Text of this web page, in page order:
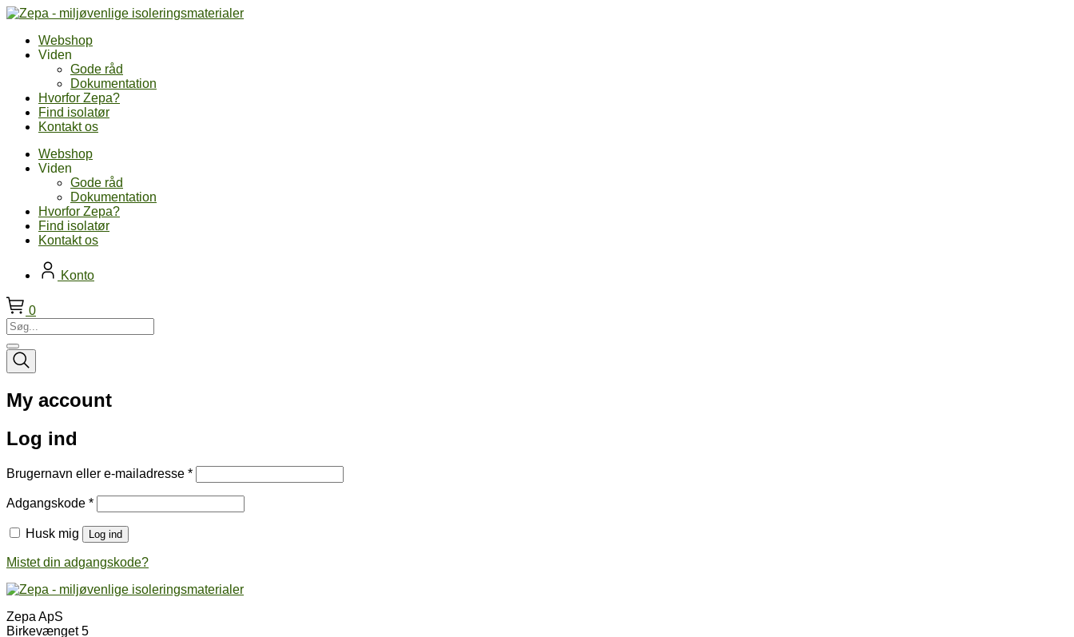
Skip
contentWebshop
Viden
Gode råd
Dokumentation
Hvorfor Zepa?
Find isolatør
Kontakt os
Webshop
Viden
Gode råd
Dokumentation
Hvorfor Zepa?
Find isolatør
Kontakt os
Konto
0
Søg...
My account
Log ind
Brugernavn eller e-mailadresse *Påkrævet
Adgangskode *Påkrævet
Husk mig Log ind
Mistet din adgangskode?
Zepa ApS
Birkevænget 5